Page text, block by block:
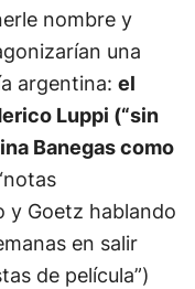
nombre y
una
argentina: el
Luppi (“sin
Banegas como
y Goetz hablando
en salir
de película”)